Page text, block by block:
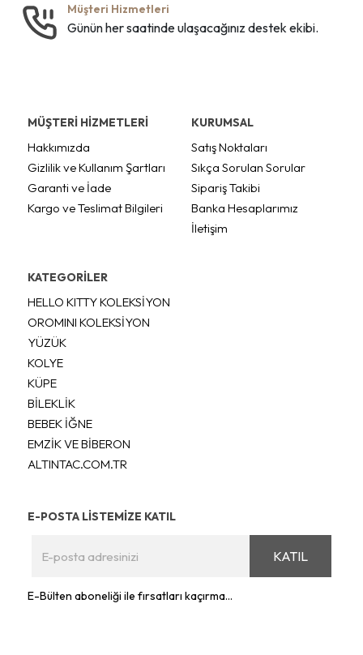
Müşteri Hizmetleri
Günün her saatinde ulaşacağınız destek ekibi.
MÜŞTERİ HİZMETLERİ
Hakkımızda
Gizlilik ve Kullanım Şartları
Garanti ve İade
Kargo ve Teslimat Bilgileri
KURUMSAL
Satış Noktaları
Sıkça Sorulan Sorular
Sipariş Takibi
Banka Hesaplarımız
İletişim
KATEGORİLER
HELLO KITTY KOLEKSİYON
OROMINI KOLEKSİYON
YÜZÜK
KOLYE
KÜPE
BİLEKLİK
BEBEK İĞNE
EMZİK VE BİBERON
ALTINTAC.COM.TR
E-POSTA LİSTEMİZE KATIL
KATIL
E-Bülten aboneliği ile fırsatları kaçırma...